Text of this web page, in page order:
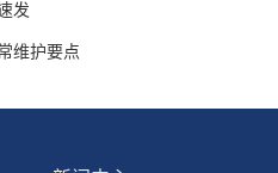
发
维护要点